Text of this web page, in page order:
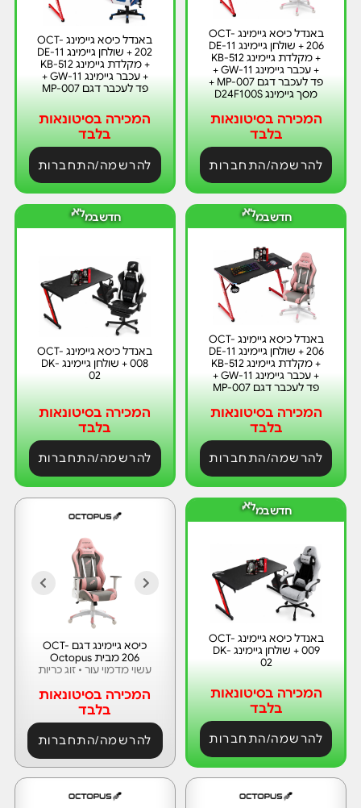
באנדל כיסא גיימינג OCT-
206 + שולחן גיימינג DE-11
+ מקלדת גיימינג KB-512
+ עכבר גיימינג GW-11 +
פד לעכבר דגם MP-007 +
מסך גיימינג D24F100S
המכירה בסיטונאות
בלבד
להרשמה/התחברות
באנדל כיסא גיימינג OCT-
202 + שולחן גיימינג DE-11
+ מקלדת גיימינג KB-512
+ עכבר גיימינג GW-11 +
פד לעכבר דגם MP-007
המכירה בסיטונאות
בלבד
להרשמה/התחברות
חדשבמלאי
באנדל כיסא גיימינג OCT-
206 + שולחן גיימינג DE-11
+ מקלדת גיימינג KB-512
+ עכבר גיימינג GW-11 +
פד לעכבר דגם MP-007
המכירה בסיטונאות
בלבד
להרשמה/התחברות
חדשבמלאי
באנדל כיסא גיימינג OCT-
008 + שולחן גיימינג DK-
02
המכירה בסיטונאות
בלבד
להרשמה/התחברות
חדשבמלאי
באנדל כיסא גיימינג OCT-
009 + שולחן גיימינג DK-
02
המכירה בסיטונאות
בלבד
להרשמה/התחברות
כיסא גיימינג דגם OCT-
206 מבית Octopus
עשוי מדמוי עור • זוג כריות
המכירה בסיטונאות
בלבד
להרשמה/התחברות